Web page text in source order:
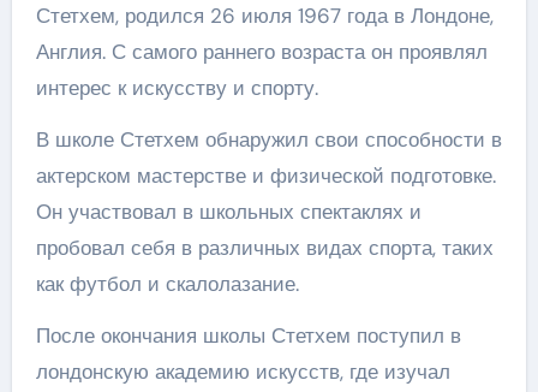
Стетхем, родился 26 июля 1967 года в Лондоне,
Англия. С самого раннего возраста он проявлял
интерес к искусству и спорту.
В школе Стетхем обнаружил свои способности в
актерском мастерстве и физической подготовке.
Он участвовал в школьных спектаклях и
пробовал себя в различных видах спорта, таких
как футбол и скалолазание.
После окончания школы Стетхем поступил в
лондонскую академию искусств, где изучал